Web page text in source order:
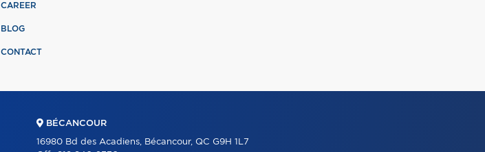
CAREER
BLOG
CONTACT
BÉCANCOUR
16980 Bd des Acadiens, Bécancour, QC G9H 1L7